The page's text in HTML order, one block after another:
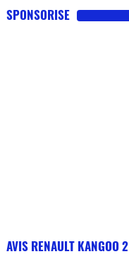
SPONSORISE
AVIS RENAULT KANGOO 2